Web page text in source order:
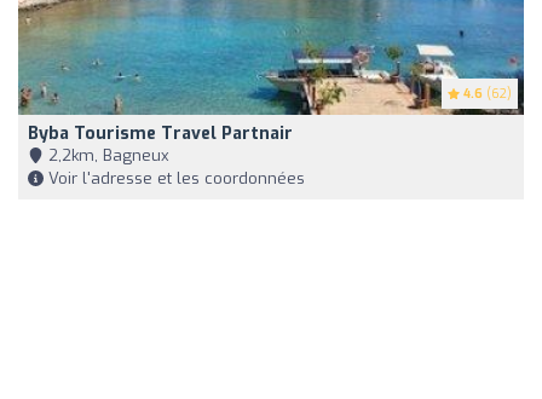
4.6 (62)
Byba Tourisme Travel Partnair
2,2km, Bagneux
Voir l'adresse et les coordonnées